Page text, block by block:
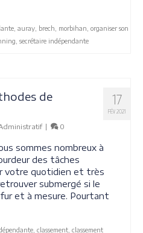
auray brech morbihan organiser son
secrétaire indépendante
17
FÉV 2021
de
| 0
sommes nombreux à
des tâches
votre quotidien et très
submergé si le
et à mesure. Pourtant
classement classement